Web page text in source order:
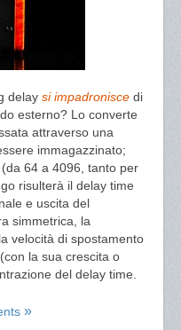
delay si impadronisce di
esterno? Lo converte
attraverso una
immagazzinato;
64 a 4096, tanto per
risulterà il delay time
e uscita del
simmetrica, la
velocità di spostamento
la sua crescita o
del delay time.